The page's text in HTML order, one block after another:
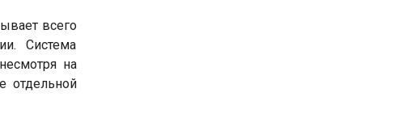
всего
Система
на
отдельной